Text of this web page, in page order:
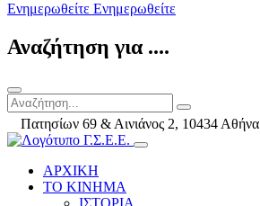
Ενημερωθείτε Ενημερωθείτε
Αναζήτηση για ....
Πατησίων 69 & Αινιάνος 2, 10434 Αθήνα
ΑΡΧΙΚΗ
ΤΟ ΚΙΝΗΜΑ